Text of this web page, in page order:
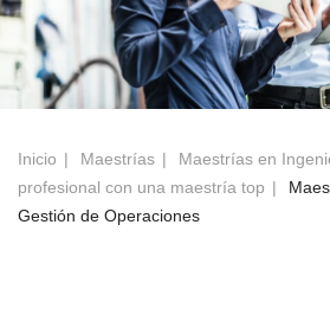
Inicio Maestrías Maestrías en
profesional con una maestría top
Gestión de Operaciones